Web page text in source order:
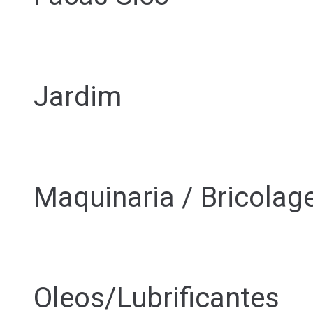
Jardim
Maquinaria /
Oleos/Lubrificantes